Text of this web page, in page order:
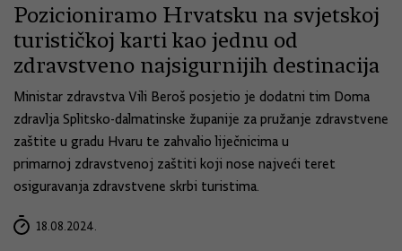
Pozicioniramo Hrvatsku na svjetskoj
turističkoj karti kao jednu od
zdravstveno najsigurnijih destinacija
Ministar zdravstva Vili Beroš posjetio je dodatni tim Doma
zdravlja Splitsko-dalmatinske županije za pružanje zdravstvene
zaštite u gradu Hvaru te zahvalio liječnicima u
primarnoj zdravstvenoj zaštiti koji nose najveći teret
osiguravanja zdravstvene skrbi turistima.
18.08.2024.